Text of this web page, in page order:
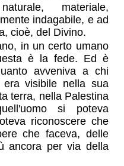
materiale,
indagabile, e ad
cioè, del Divino.
in un certo umano
è la fede. Ed è
avveniva a chi
era visibile nella sua
terra, nella Palestina
si poteva
riconoscere che
che faceva, delle
ancora per via della